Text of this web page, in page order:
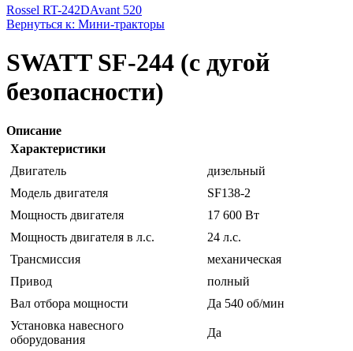
Rossel RT-242DAvant 520
Вернуться к: Мини-тракторы
SWATT SF-244 (с дугой
безопасности)
Описание
Характеристики
Двигатель
дизельный
Модель двигателя
SF138-2
Мощность двигателя
17 600 Вт
Мощность двигателя в л.с.
24 л.с.
Трансмиссия
механическая
Привод
полный
Вал отбора мощности
Да 540 об/мин
Установка навесного
оборудования
Да